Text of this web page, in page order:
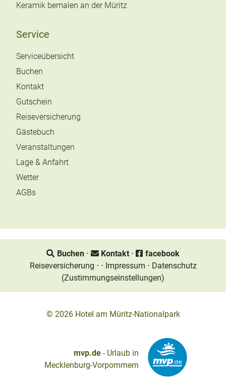
Keramik bemalen an der Müritz
Service
Serviceübersicht
Buchen
Kontakt
Gutschein
Reiseversicherung
Gästebuch
Veranstaltungen
Lage & Anfahrt
Wetter
AGBs
© 2026 Hotel am Müritz-Nationalpark
mvp.de - Urlaub in
Mecklenburg-Vorpommern
Buchen ⋅ Kontakt ⋅
facebook
Reiseversicherung ⋅ ⋅ Impressum ⋅ Datenschutz
(Zustimmungseinstellungen)